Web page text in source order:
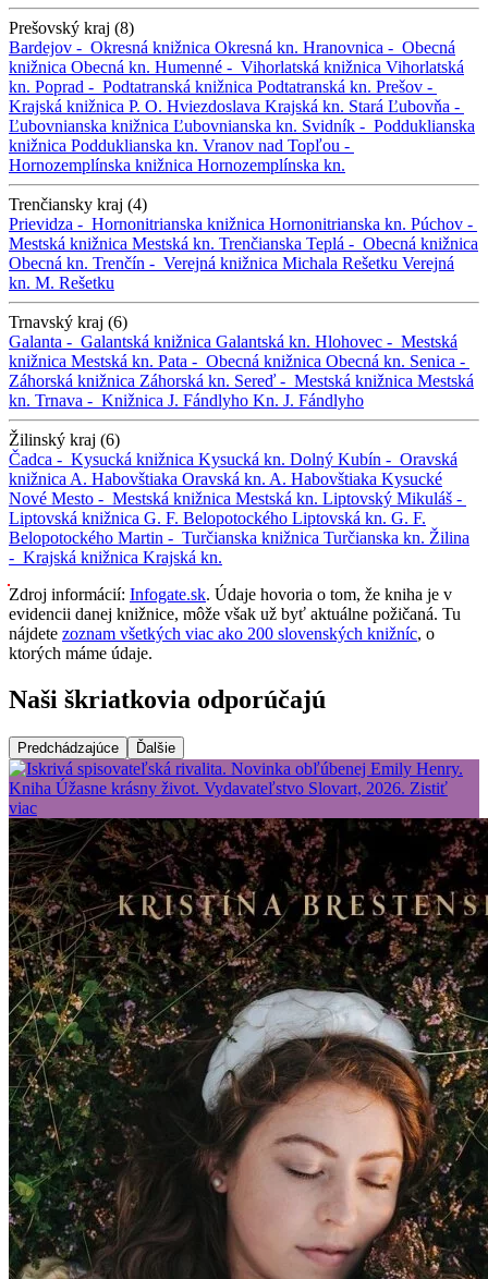
Prešovský kraj (8)
Bardejov - Okresná knižnica Okresná kn. Hranovnica - Obecná
knižnica Obecná kn. Humenné - Vihorlatská knižnica Vihorlatská
kn. Poprad - Podtatranská knižnica Podtatranská kn. Prešov -
Krajská knižnica P. O. Hviezdoslava Krajská kn. Stará Ľubovňa -
Ľubovnianska knižnica Ľubovnianska kn. Svidník - Podduklianska
knižnica Podduklianska kn. Vranov nad Topľou -
Hornozemplínska knižnica Hornozemplínska kn.
Trenčiansky kraj (4)
Prievidza - Hornonitrianska knižnica Hornonitrianska kn. Púchov -
Mestská knižnica Mestská kn. Trenčianska Teplá - Obecná knižnica
Obecná kn. Trenčín - Verejná knižnica Michala Rešetku Verejná
kn. M. Rešetku
Trnavský kraj (6)
Galanta - Galantská knižnica Galantská kn. Hlohovec - Mestská
knižnica Mestská kn. Pata - Obecná knižnica Obecná kn. Senica -
Záhorská knižnica Záhorská kn. Sereď - Mestská knižnica Mestská
kn. Trnava - Knižnica J. Fándlyho Kn. J. Fándlyho
Žilinský kraj (6)
Čadca - Kysucká knižnica Kysucká kn. Dolný Kubín - Oravská
knižnica A. Habovštiaka Oravská kn. A. Habovštiaka Kysucké
Nové Mesto - Mestská knižnica Mestská kn. Liptovský Mikuláš -
Liptovská knižnica G. F. Belopotockého Liptovská kn. G. F.
Belopotockého Martin - Turčianska knižnica Turčianska kn. Žilina
- Krajská knižnica Krajská kn.
Zdroj informácií: Infogate.sk. Údaje hovoria o tom, že kniha je v
evidencii danej knižnice, môže však už byť aktuálne požičaná. Tu
nájdete zoznam všetkých viac ako 200 slovenských knižníc, o
ktorých máme údaje.
Naši škriatkovia odporúčajú
Predchádzajúce Ďalšie